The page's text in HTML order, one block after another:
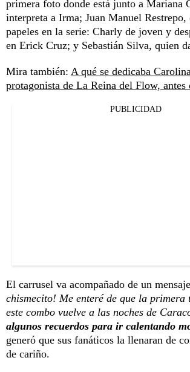
primera foto donde está junto a Mariana
interpreta a Irma; Juan Manuel Restrepo,
papeles en la serie: Charly de joven y
en Erick Cruz; y Sebastián Silva, quien
Mira también: A qué se dedicaba
protagonista de La Reina del Flow, antes
PUBLICIDAD
El carrusel va acompañado de un
chismecito! Me enteré de que la primera
este combo vuelve a las noches de
algunos recuerdos para ir calentando
generó que sus fanáticos la llenaran de
de cariño.